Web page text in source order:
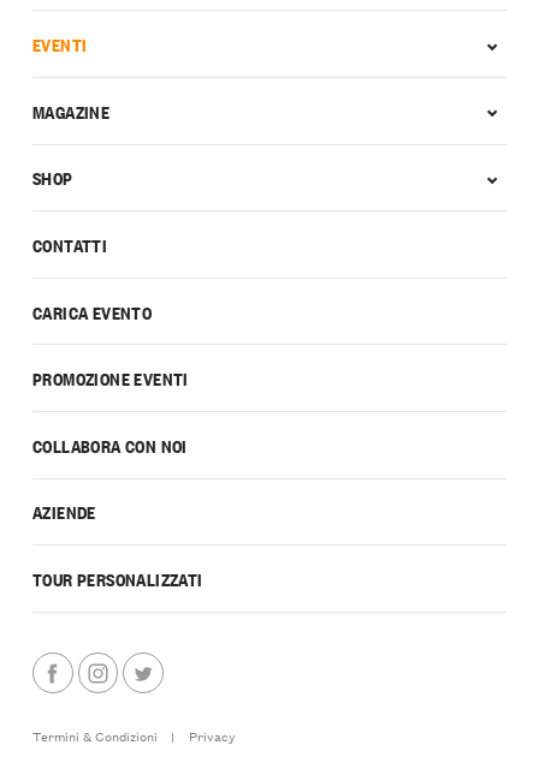
CONTATTI
CARICA EVENTO
PROMOZIONE EVENTI
COLLABORA CON NOI
AZIENDE
TOUR PERSONALIZZATI
EVENTI
MAGAZINE
SHOP
Termini & Condizioni | Privacy